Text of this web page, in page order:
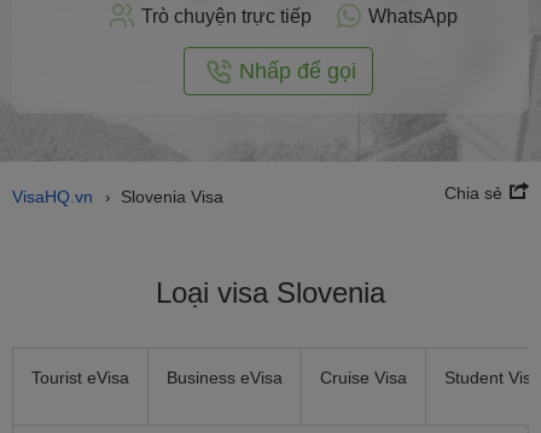
Trò chuyện trực tiếp WhatsApp
Nhấp để gọi
VisaHQ.vn › Slovenia Visa Chia sẻ
Loại visa Slovenia
Tourist eVisa Business eVisa Cruise Visa Student Visa